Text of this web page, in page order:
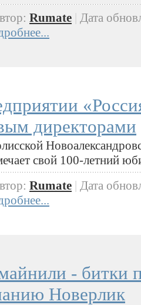
Rumate
Дата
директорами
свой 100-летний
Rumate | Дата
- битки
Новерлик